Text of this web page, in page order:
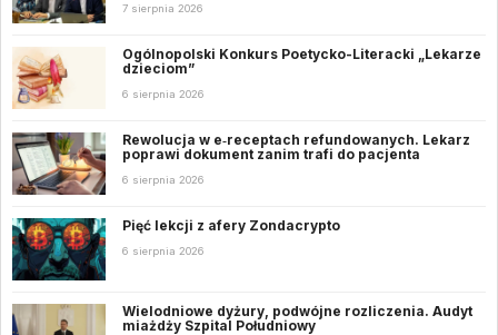
7 sierpnia 2026
Ogólnopolski Konkurs Poetycko-Literacki „Lekarze
dzieciom”
6 sierpnia 2026
Rewolucja w e‑receptach refundowanych. Lekarz
poprawi dokument zanim trafi do pacjenta
6 sierpnia 2026
Pięć lekcji z afery Zondacrypto
6 sierpnia 2026
Wielodniowe dyżury, podwójne rozliczenia. Audyt
miażdży Szpital Południowy